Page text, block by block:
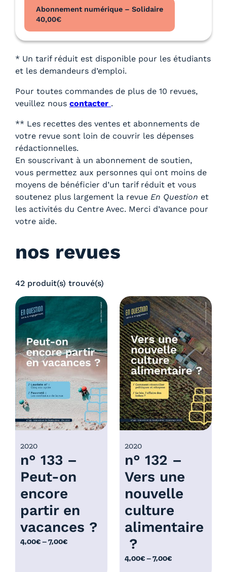
Abonnement numérique – Solidaire
40,00€
* Un tarif réduit est disponible pour les étudiants
et les demandeurs d’emploi.
Pour toutes commandes de plus de 10 revues,
veuillez nous contacter .
** Les recettes des ventes et abonnements de
votre revue sont loin de couvrir les dépenses
rédactionnelles.
En souscrivant à un abonnement de soutien,
vous permettez aux personnes qui ont moins de
moyens de bénéficier d’un tarif réduit et vous
soutenez plus largement la revue En Question et
les activités du Centre Avec. Merci d’avance pour
votre aide.
nos revues
42 produit(s) trouvé(s)
n° 133 –
Peut-on
encore
partir en
vacances ?
2020
4,00€–7,00€
P
n° 132 –
Vers une
nouvelle
culture
alimentaire
?
2020
4,00€–7,00€
P